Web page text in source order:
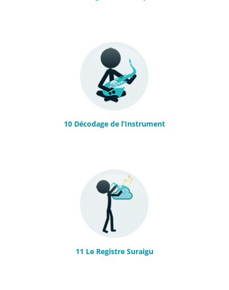
10 Décodage de l’Instrument
11 Le Registre Suraigu